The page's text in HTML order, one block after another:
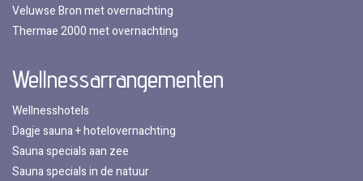
Veluwse Bron met overnachting
Thermae 2000 met overnachting
Wellnessarrangementen
Wellnesshotels
Dagje sauna + hotelovernachting
Sauna specials aan zee
Sauna specials in de natuur